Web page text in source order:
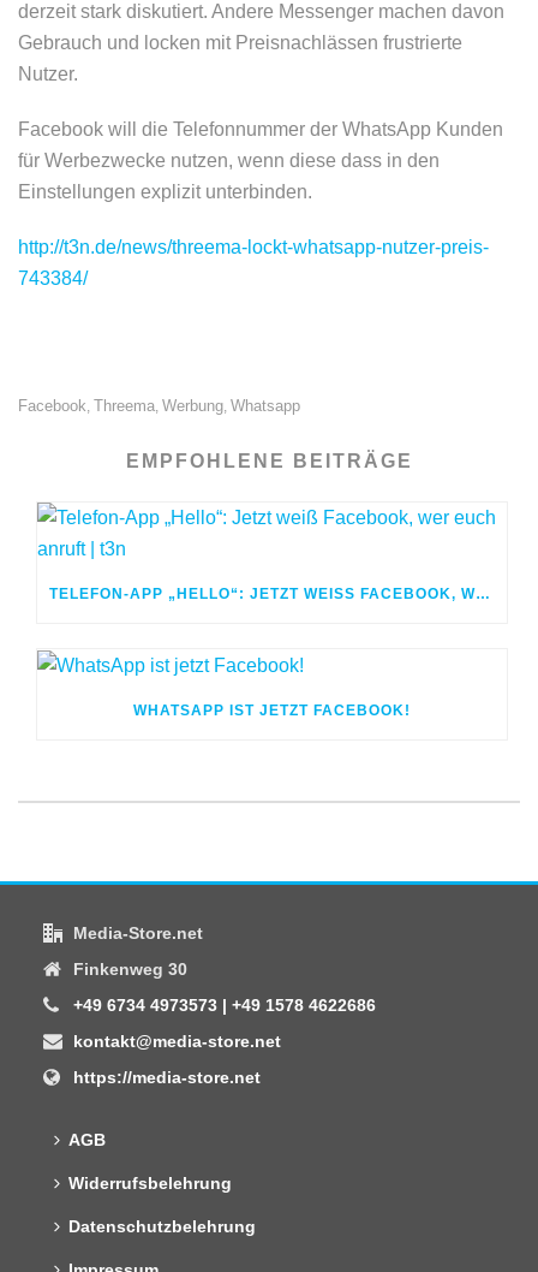
derzeit stark diskutiert. Andere Messenger machen davon
Gebrauch und locken mit Preisnachlässen frustrierte
Nutzer.
Facebook will die Telefonnummer der WhatsApp Kunden
für Werbezwecke nutzen, wenn diese dass in den
Einstellungen explizit unterbinden.
http://t3n.de/news/threema-lockt-whatsapp-nutzer-preis-
743384/
Facebook, Threema, Werbung, Whatsapp
EMPFOHLENE BEITRÄGE
TELEFON-APP „HELLO“: JETZT WEISS FACEBOOK, WER EUCH ANRUFT | T3N
WHATSAPP IST JETZT FACEBOOK!
Media-Store.net
Finkenweg 30
+49 6734 4973573 | +49 1578 4622686
kontakt@media-store.net
https://media-store.net
AGB
Widerrufsbelehrung
Datenschutzbelehrung